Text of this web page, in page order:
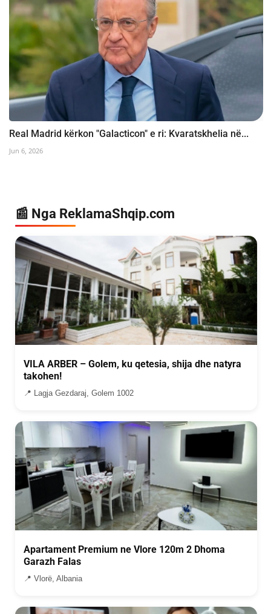
Real Madrid kërkon "Galacticon" e ri: Kvaratskhelia në...
Jun 6, 2026
📰 Nga ReklamaShqip.com
VILA ARBER – Golem, ku qetesia, shija dhe natyra
takohen!
📍 Lagja Gezdaraj, Golem 1002
Apartament Premium ne Vlore 120m 2 Dhoma
Garazh Falas
📍 Vlorë, Albania